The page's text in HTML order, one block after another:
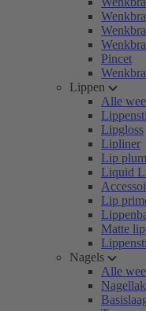
Pincet
Lippen
Alle
Lipgloss
Lipliner
Lip
Liquid
Lip
Matte
Nagels
Alle
Nagellak